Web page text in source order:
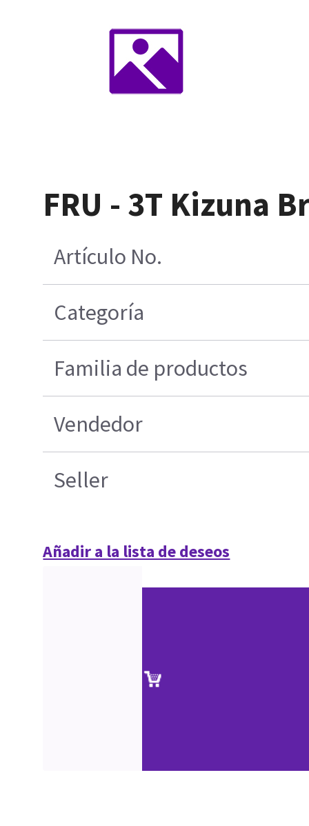
FRU - 3T Kizuna
Artículo No.
Categoría
Familia de productos
Vendedor
Seller
Añadir a la lista de deseos